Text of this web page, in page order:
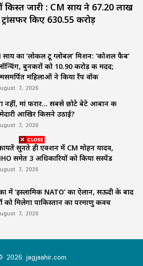
किस्त जारी : CM साय ने 67.20 लाख
किए ₹630.55 करोड़
साय का ‘लोकल टू ग्लोबल’ मिशन: ‘कोशल फैब’
बुनकरों को 10.90 करोड़ की मदद;
महिलाओं ने किया रैंप वॉक
7, 2026
नहीं, मां फरार… सबसे छोटे बेटे आबान की
आखिर किसने उठाई?
7, 2026
सुनते ही एक्शन में CM मोहन यादव,
समेत 3 अधिकारियों को किया सस्पेंड
7, 2026
में ‘इस्लामिक NATO’ का ऐलान, सऊदी के बाद
को मिलेगा पाकिस्तान का परमाणु कवच
7, 2026
2026 jagjaahir.com